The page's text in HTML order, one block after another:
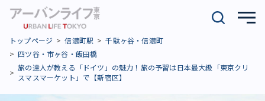
トップページ 信濃町駅
千駄ヶ谷・信濃町
四ツ谷・市ヶ谷・飯田橋
旅の達人が教える「ドイツ」の魅力！旅の予習は日本最大級「東京クリ
スマスマーケット」で【新宿区】